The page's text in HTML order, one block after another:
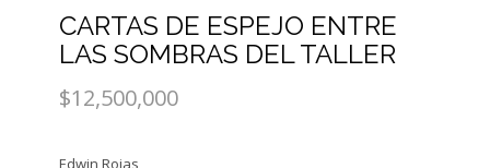
CARTAS DE ESPEJO ENTRE
LAS SOMBRAS DEL TALLER
$12,500,000
Edwin Rojas